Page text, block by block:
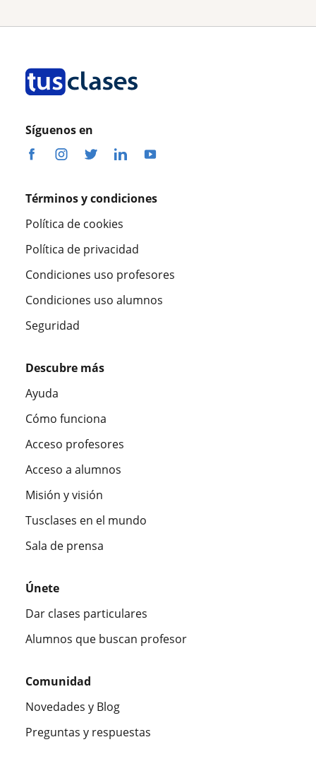
Síguenos en
Términos y condiciones
Política de cookies
Política de privacidad
Condiciones uso profesores
Condiciones uso alumnos
Seguridad
Descubre más
Ayuda
Cómo funciona
Acceso profesores
Acceso a alumnos
Misión y visión
Tusclases en el mundo
Sala de prensa
Únete
Dar clases particulares
Alumnos que buscan profesor
Comunidad
Novedades y Blog
Preguntas y respuestas